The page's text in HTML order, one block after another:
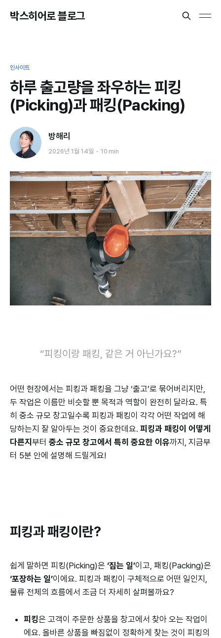
박스히어로 블로그
인사이트
하루 출고량을 좌우하는 피킹
(Picking)과 패킹(Packing)
방해리
2026년 1월 14일 10 min
“피킹이랑 패킹, 같은 거 아닌가요?”
어떤 현장에서는 피킹과 패킹을 그냥 ‘출고’로 묶어버리지만,
두 작업은 이름만 비슷할 뿐 목적과 역할이 완전히 달라요. 특
히 중소 규모 창고일수록 피킹과 패킹이 각각 어떤 작업에 해
당하는지 잘 알아두는 것이 중요한데요. 피킹과 패킹이 어떻게
다른지 부터 중소 규모 창고에서 특히 중요한 이유까지, 지금부
터 5분 안에 설명해 드릴게요!
피킹과 패킹이란?
쉽게 말하면 피킹(Picking)은 ‘집는 일’이고, 패킹(Packing)은
‘포장하는 일’이에요. 피킹과 패킹이 구체적으로 어떤 일인지,
물류 전체의 흐름에서 조금 더 자세히 살펴볼까요?
피킹은 고객이 주문한 상품을 창고에서 찾아 오는 작업이
에요. 올바른 상품을 빠짐없이 정확하게 찾는 것이 피킹의